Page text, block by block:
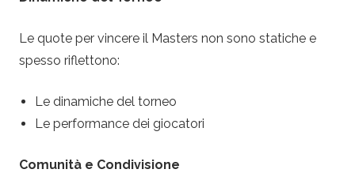
Le quote per vincere il Masters non sono statiche e
spesso riflettono:
Le dinamiche del torneo
Le performance dei giocatori
Comunità e Condivisione